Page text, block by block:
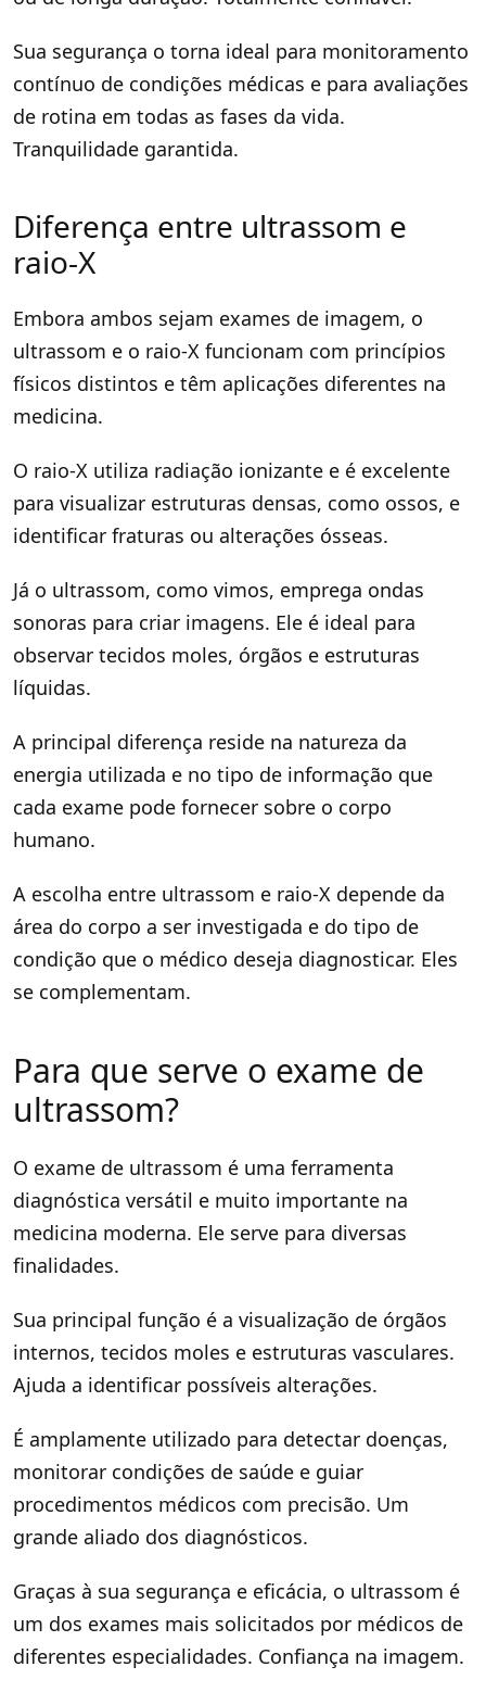
Sua segurança o torna ideal para monitoramento
contínuo de condições médicas e para avaliações
de rotina em todas as fases da vida.
Tranquilidade garantida.
Diferença entre ultrassom e
raio-X
Embora ambos sejam exames de imagem, o
ultrassom e o raio-X funcionam com princípios
físicos distintos e têm aplicações diferentes na
medicina.
O raio-X utiliza radiação ionizante e é excelente
para visualizar estruturas densas, como ossos, e
identificar fraturas ou alterações ósseas.
Já o ultrassom, como vimos, emprega ondas
sonoras para criar imagens. Ele é ideal para
observar tecidos moles, órgãos e estruturas
líquidas.
A principal diferença reside na natureza da
energia utilizada e no tipo de informação que
cada exame pode fornecer sobre o corpo
humano.
A escolha entre ultrassom e raio-X depende da
área do corpo a ser investigada e do tipo de
condição que o médico deseja diagnosticar. Eles
se complementam.
Para que serve o exame de
ultrassom?
O exame de ultrassom é uma ferramenta
diagnóstica versátil e muito importante na
medicina moderna. Ele serve para diversas
finalidades.
Sua principal função é a visualização de órgãos
internos, tecidos moles e estruturas vasculares.
Ajuda a identificar possíveis alterações.
É amplamente utilizado para detectar doenças,
monitorar condições de saúde e guiar
procedimentos médicos com precisão. Um
grande aliado dos diagnósticos.
Graças à sua segurança e eficácia, o ultrassom é
um dos exames mais solicitados por médicos de
diferentes especialidades. Confiança na imagem.